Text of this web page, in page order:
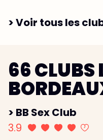
> Voir tous les
66 CLUBS
> BB Sex Club
3.9